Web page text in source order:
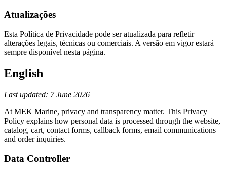
Atualizações
Esta Política de Privacidade pode ser atualizada para refletir
alterações legais, técnicas ou comerciais. A versão em vigor estará
sempre disponível nesta página.
English
Last updated: 7 June 2026
At MEK Marine, privacy and transparency matter. This Privacy
Policy explains how personal data is processed through the website,
catalog, cart, contact forms, callback forms, email communications
and order inquiries.
Data Controller